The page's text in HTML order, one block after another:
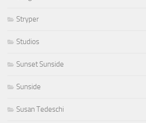
Stryper
Studios
Sunset Sunside
Sunside
Susan Tedeschi